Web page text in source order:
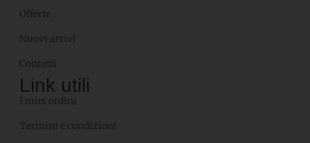
Offerte
Nuovi arrivi
Contatti
Link utili
I miei ordini
Termini e condizioni